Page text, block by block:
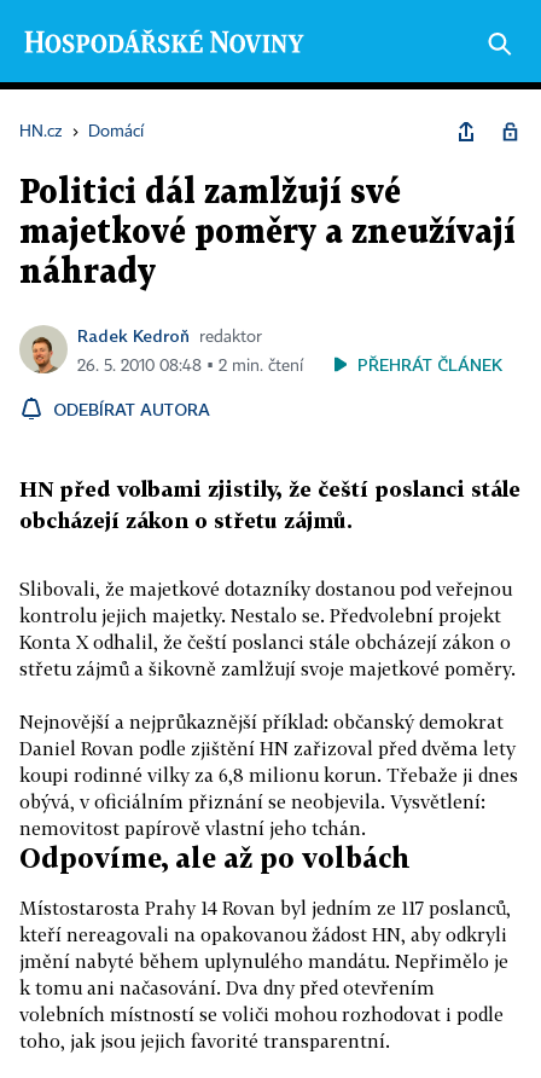
HN.cz › Domácí
Politici dál zamlžují své
majetkové poměry a zneužívají
náhrady
Radek Kedroň
redaktor
26. 5. 2010 08:48 ▪ 2 min. čtení
PŘEHRÁT ČLÁNEK
ODEBÍRAT AUTORA
HN před volbami zjistily, že čeští poslanci stále
obcházejí zákon o střetu zájmů.
Slibovali, že majetkové dotazníky dostanou pod veřejnou
kontrolu jejich majetky. Nestalo se. Předvolební projekt
Konta X odhalil, že čeští poslanci stále obcházejí zákon o
střetu zájmů a šikovně zamlžují svoje majetkové poměry.
Nejnovější a nejprůkaznější příklad: občanský demokrat
Daniel Rovan podle zjištění HN zařizoval před dvěma lety
koupi rodinné vilky za 6,8 milionu korun. Třebaže ji dnes
obývá, v oficiálním přiznání se neobjevila. Vysvětlení:
nemovitost papírově vlastní jeho tchán.
Odpovíme, ale až po volbách
Místostarosta Prahy 14 Rovan byl jedním ze 117 poslanců,
kteří nereagovali na opakovanou žádost HN, aby odkryli
jmění nabyté během uplynulého mandátu. Nepřimělo je
k tomu ani načasování. Dva dny před otevřením
volebních místností se voliči mohou rozhodovat i podle
toho, jak jsou jejich favorité transparentní.